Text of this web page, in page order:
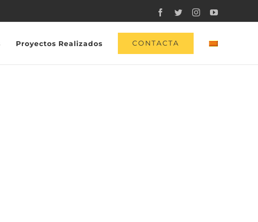
Facebook
TwitterInstagramYouTube
Proyectos Realizados CONTACTA